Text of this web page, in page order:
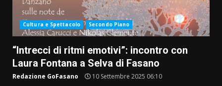
Cultura e Spettacolo Secondo Piano
“Intrecci di ritmi emotivi”: incontro con
Laura Fontana a Selva di Fasano
Redazione GoFasano 10 Settembre 2025 06:10